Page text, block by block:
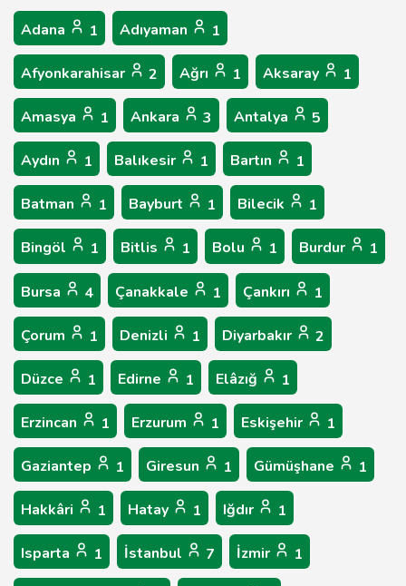
Adana 1 Adıyaman 1
Afyonkarahisar 2 Ağrı 1 Aksaray 1
Amasya 1 Ankara 3 Antalya 5
Aydın 1 Balıkesir 1 Bartın 1
Batman 1 Bayburt 1 Bilecik 1
Bingöl 1 Bitlis 1 Bolu 1 Burdur 1
Bursa 4 Çanakkale 1 Çankırı 1
Çorum 1 Denizli 1 Diyarbakır 2
Düzce 1 Edirne 1 Elâzığ 1
Erzincan 1 Erzurum 1 Eskişehir 1
Gaziantep 1 Giresun 1 Gümüşhane 1
Hakkâri 1 Hatay 1 Iğdır 1
Isparta 1 İstanbul 7 İzmir 1